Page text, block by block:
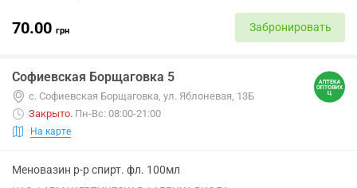
70.00 грн Забронировать
Софиевская Борщаговка 5
с. Софиевская Борщаговка, ул. Яблоневая, 13Б
Закрыто. Пн-Вс: 08:00-21:00
На карте
Меновазин р-р спирт. фл. 100мл